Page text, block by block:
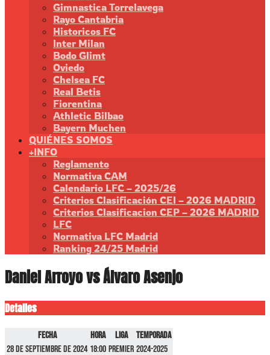
Gimnastica Torrelavega
Rayo Cantabria
Historicos FC
Inter Milan
Bodo Glimt
Oviedo
Chelsea FC
Real Betis
Fiorentina
Athletic Bilbao
Bayern Muchen
QUIÉNES SOMOS
+INFO
Reglamento
Normativa CAM
Calendario LFC – 2025/26
Criterios Clasificación CEI – 2026 MADRID
Criterios Clasificacion CEP – 2026 MADRID
LFC
Normativa LFC Madrid
Ranking 24/25 Madrid
Daniel Arroyo vs Álvaro Asenjo
Detalles
Fecha Hora Liga
Temporada
28 de septiembre de 2024 18:00 Premier 2024-2025